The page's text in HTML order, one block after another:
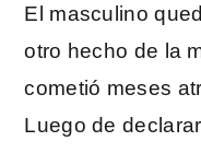
El masculino
otro hecho de la
cometió meses
Luego de